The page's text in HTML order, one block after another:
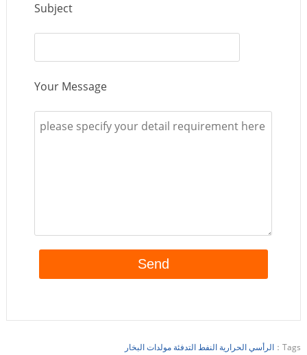
Subject
Your Message
Tags： الرأسي الحرارية النفط التدفئة مولدات البخار